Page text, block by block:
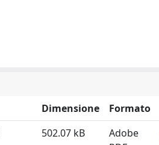
Dimensione
Formato
502.07 kB
Adobe